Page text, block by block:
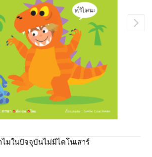
ไมในปัจจุบันไม่มีไดโนเสาร์